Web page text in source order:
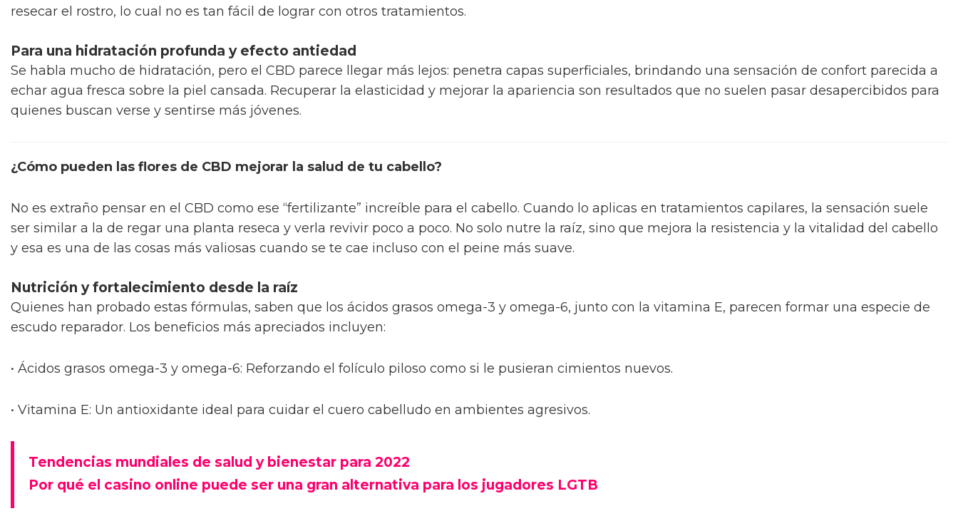
resecar el rostro, lo cual no es tan fácil de lograr con otros tratamientos.
Para una hidratación profunda y efecto antiedad
Se habla mucho de hidratación, pero el CBD parece llegar más lejos: penetra capas superficiales, brindando una sensación de confort parecida a
echar agua fresca sobre la piel cansada. Recuperar la elasticidad y mejorar la apariencia son resultados que no suelen pasar desapercibidos para
quienes buscan verse y sentirse más jóvenes.
¿Cómo pueden las flores de CBD mejorar la salud de tu cabello?
No es extraño pensar en el CBD como ese “fertilizante” increíble para el cabello. Cuando lo aplicas en tratamientos capilares, la sensación suele
ser similar a la de regar una planta reseca y verla revivir poco a poco. No solo nutre la raíz, sino que mejora la resistencia y la vitalidad del cabello
y esa es una de las cosas más valiosas cuando se te cae incluso con el peine más suave.
Nutrición y fortalecimiento desde la raíz
Quienes han probado estas fórmulas, saben que los ácidos grasos omega-3 y omega-6, junto con la vitamina E, parecen formar una especie de
escudo reparador. Los beneficios más apreciados incluyen:
• Ácidos grasos omega-3 y omega-6: Reforzando el folículo piloso como si le pusieran cimientos nuevos.
• Vitamina E: Un antioxidante ideal para cuidar el cuero cabelludo en ambientes agresivos.
Tendencias mundiales de salud y bienestar para 2022
Por qué el casino online puede ser una gran alternativa para los jugadores LGTB